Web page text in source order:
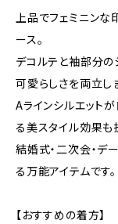
上品でフェミニンな
ース。
デコルテと袖部分の
可愛らしさを両立し
Aラインシルエット
る美スタイル効果も
結婚式・二次会・デ
る万能アイテムです。
【おすすめの着方】